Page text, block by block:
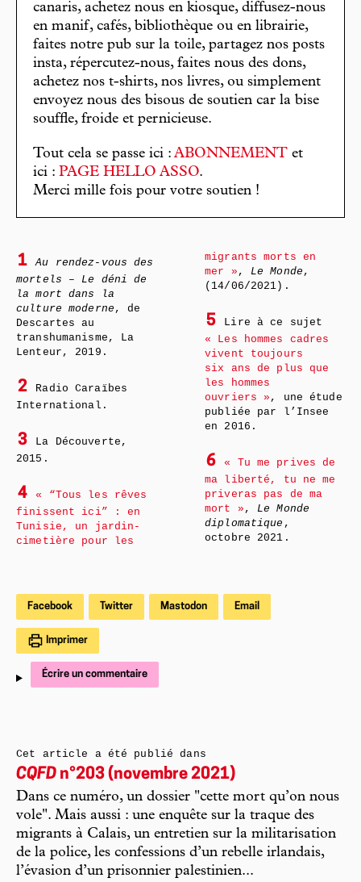
canaris, achetez nous en kiosque, diffusez-nous
en manif, cafés, bibliothèque ou en librairie,
faites notre pub sur la toile, partagez nos posts
insta, répercutez-nous, faites nous des dons,
achetez nos t-shirts, nos livres, ou simplement
envoyez nous des bisous de soutien car la bise
souffle, froide et pernicieuse.
Tout cela se passe ici : ABONNEMENT et
ici : PAGE HELLO ASSO.
Merci mille fois pour votre soutien !
1
Au rendez-vous des
mortels – Le déni de
la mort dans la
culture moderne , de
Descartes au
transhumanisme, La
Lenteur, 2019.
2
Radio Caraïbes
International.
3
La Découverte,
2015.
4
« “Tous les rêves
finissent ici” : en
Tunisie, un jardin-
cimetière pour les
migrants morts en
mer » , Le Monde ,
(14/06/2021).
5
Lire à ce sujet
« Les hommes cadres
vivent toujours
six ans de plus que
les hommes
ouvriers » , une étude
publiée par l’Insee
en 2016.
6
« Tu me prives de
ma liberté, tu ne me
priveras pas de ma
mort » , Le Monde
diplomatique ,
octobre 2021.
Facebook Twitter Mastodon Email
Imprimer
Écrire un commentaire
Cet article a été publié dans
CQFD n°203 (novembre 2021)
Dans ce numéro, un dossier "cette mort qu’on nous
vole". Mais aussi : une enquête sur la traque des
migrants à Calais, un entretien sur la militarisation
de la police, les confessions d’un rebelle irlandais,
l’évasion d’un prisonnier palestinien...